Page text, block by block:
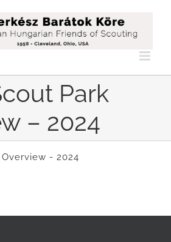
Park
– 2024
- 2024